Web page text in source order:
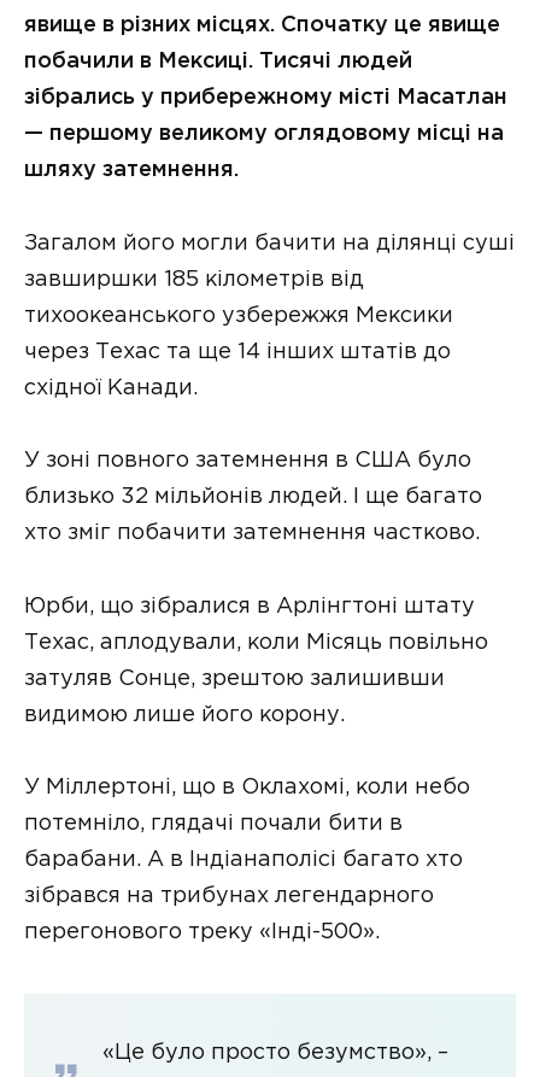
явище в різних місцях. Спочатку це явище
побачили в Мексиці. Тисячі людей
зібрались у прибережному місті Масатлан
— першому великому оглядовому місці на
шляху затемнення.
Загалом його могли бачити на ділянці суші
завширшки 185 кілометрів від
тихоокеанського узбережжя Мексики
через Техас та ще 14 інших штатів до
східної Канади.
У зоні повного затемнення в США було
близько 32 мільйонів людей. І ще багато
хто зміг побачити затемнення частково.
Юрби, що зібралися в Арлінгтоні штату
Техас, аплодували, коли Місяць повільно
затуляв Сонце, зрештою залишивши
видимою лише його корону.
У Міллертоні, що в Оклахомі, коли небо
потемніло, глядачі почали бити в
барабани. А в Індіанаполісі багато хто
зібрався на трибунах легендарного
перегонового треку «Інді-500».
«Це було просто безумство», –